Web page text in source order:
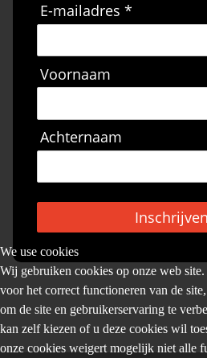
E-mailadres *
Voornaam
Achternaam
Inschrijven
We use cookies
Wij gebruiken cookies op onze web
voor het correct functioneren van de
om de site en gebruikerservaring te
kan zelf kiezen of u deze cookies wil
onze cookies weigert mogelijk niet alle